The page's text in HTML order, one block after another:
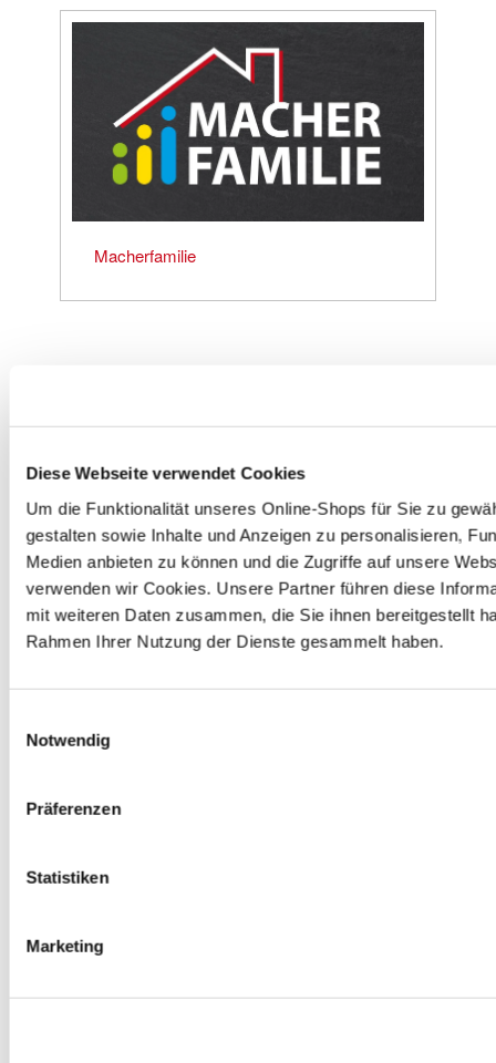
Diese Webseite verwendet Cookies
Um die Funktionalität unseres Online-Shops für Sie zu
gestalten sowie Inhalte und Anzeigen zu personalisieren,
Medien anbieten zu können und die Zugriffe auf unsere
verwenden wir Cookies. Unsere Partner führen diese
mit weiteren Daten zusammen, die Sie ihnen bereitgestellt
Rahmen Ihrer Nutzung der Dienste gesammelt haben.
Notwendig
Präferenzen
Statistiken
Marketing
Macherfamilie
PFANDRÜCKNAHME
UND ALTBATTERIEN
Entsorgungsstation
Zum Wohle der Umwelt verfügt unser Markt im
Eingangsbereich über eine Entsorgungsstation. In dieser
grünen Box kannst du Haushaltsbatterien, Leuchtmittel
sorgen für das ordnungsgemäße Recycling bzw. die
€ Pfand gem. § 10 BattG nur für zuvor bei uns gekaufte
Batterien zurück.